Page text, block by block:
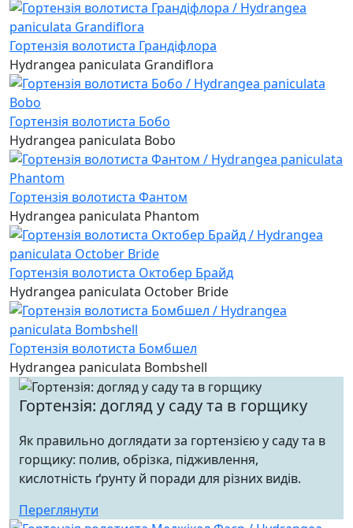
Гортензія волотиста Грандіфлора
Hydrangea paniculata Grandiflora
Гортензія волотиста Бобо
Hydrangea paniculata Bobo
Гортензія волотиста Фантом
Hydrangea paniculata Phantom
Гортензія волотиста Октобер Брайд
Hydrangea paniculata October Bride
Гортензія волотиста Бомбшел
Hydrangea paniculata Bombshell
Гортензія: догляд у саду та в горщику
Як правильно доглядати за гортензією у саду та в
горщику: полив, обрізка, підживлення,
кислотність ґрунту й поради для різних видів.
Переглянути